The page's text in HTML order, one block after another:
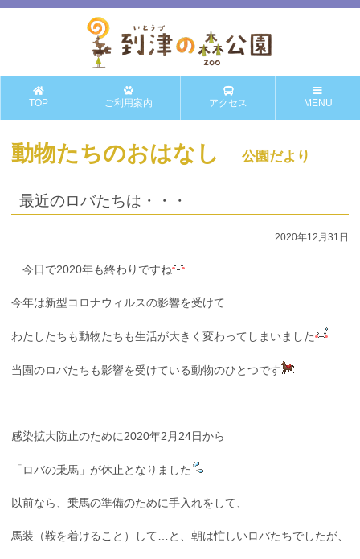
TOP ご利用案内 アクセス MENU
動物たちのおはなし 公園だより
最近のロバたちは・・・
2020年12月31日
今日で2020年も終わりですね
今年は新型コロナウィルスの影響を受けて
わたしたちも動物たちも生活が大きく変わってしまいました
当園のロバたちも影響を受けている動物のひとつです
感染拡大防止のために2020年2月24日から
「ロバの乗馬」が休止となりました
以前なら、乗馬の準備のために手入れをして、
馬装（鞍を着けること）して…と、朝は忙しいロバたちでしたが、